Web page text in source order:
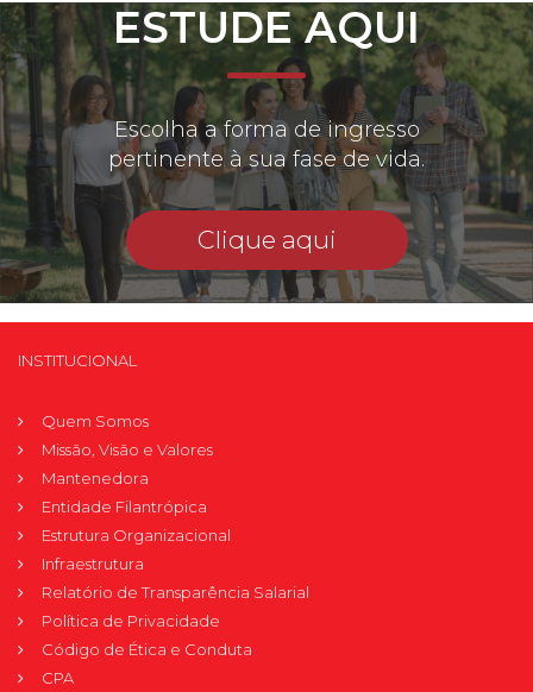
ESTUDE AQUI
Escolha a forma de ingresso
pertinente à sua fase de vida.
Clique aqui
INSTITUCIONAL
Quem Somos
Missão, Visão e Valores
Mantenedora
Entidade Filantrópica
Estrutura Organizacional
Infraestrutura
Relatório de Transparência Salarial
Política de Privacidade
Código de Ética e Conduta
CPA